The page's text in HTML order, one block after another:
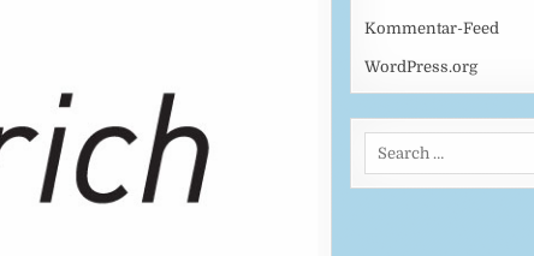
Kommentar-Feed
WordPress.org